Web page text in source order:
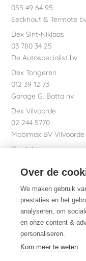
055 49 64 95
Eeckhout & Termote
Dex Sint-Niklaas
03 780 34 25
De Autospecialist bv
Dex Tongeren
012 39 12 73
Garage G. Botta nv
Dex Vilvoorde
02 244 5770
Mobimax BV Vilvoorde
Dex Waregem
Garage Dhont bv
Dex nv
051 26 01 01
Over de
We maken gebruik
prestaties en het
analyseren, om
en onze content &
personaliseren.
Kom meer te weten